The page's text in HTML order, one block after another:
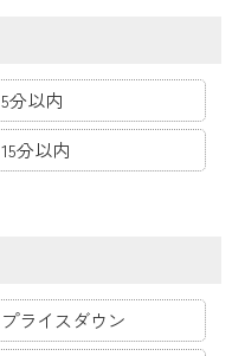
5分以内
15分以内
プライスダウン